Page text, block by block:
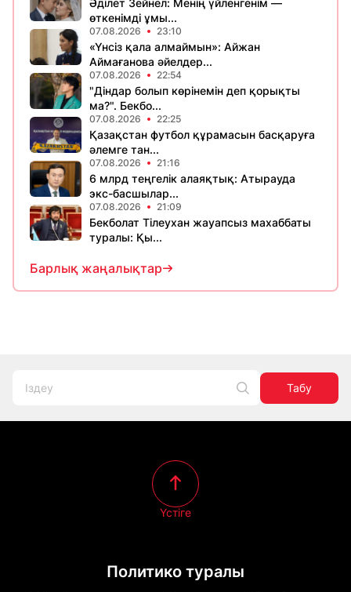
Әділет Зейнел: Менің үйленгенім —
өткенімді ұмы...
07.08.2026 23:10
«Үнсіз қала алмаймын»: Айжан
Аймағанова әйелдер...
07.08.2026 22:54
"Діндар болып көрінемін деп қорықты
ма?". Бекбо...
07.08.2026 22:25
Қазақстан футбол құрамасын басқаруға
әлемге тан...
07.08.2026 21:16
6 млрд теңгелік алаяқтық: Атырауда
экс-басшылар...
07.08.2026 21:09
Бекболат Тілеухан жауапсыз махаббаты
туралы: Қы...
Барлық жаңалықтар
Табу
Политико туралы
Үстіге